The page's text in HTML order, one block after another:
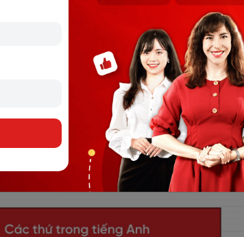
(Lớp học nhảy này diễn ra vào thứ hai
làm gì vào ngày thứ bảy?)